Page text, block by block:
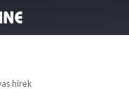
hírek